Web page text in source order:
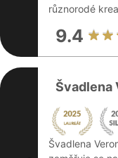
různorodé
9.4
Švadlena
Švadlena